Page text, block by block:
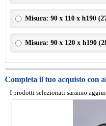
Misura: 90 x 110 x h190 (
Misura: 90 x 120 x h190 (
Completa il tuo acquisto con
I prodotti selezionati saranno